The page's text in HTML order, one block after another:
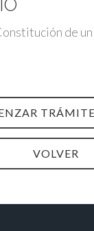
de
VOLVER